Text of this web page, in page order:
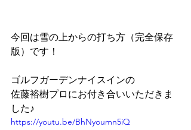
今回は雪の上からの打ち方（完全保存
版）です！
ゴルフガーデンナイスインの
佐藤裕樹プロにお付き合いいただきま
した♪
https://youtu.be/BhNyoumn5iQ